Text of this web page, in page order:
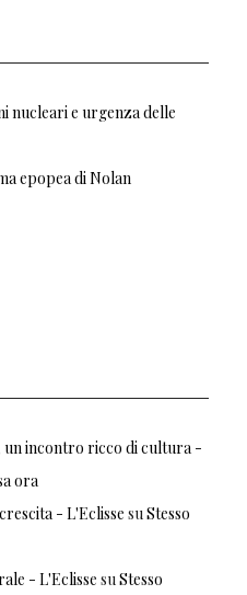
nucleari e urgenza delle
epopea di Nolan
un incontro ricco di cultura -
ora
- L'Eclisse su Stesso
- L'Eclisse su Stesso